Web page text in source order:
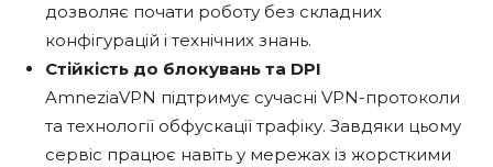
дозволяє почати роботу без складних
конфігурацій і технічних знань.
Стійкість до блокувань та DPI
AmneziaVPN підтримує сучасні VPN-протоколи
та технології обфускації трафіку. Завдяки цьому
сервіс працює навіть у мережах із жорсткими